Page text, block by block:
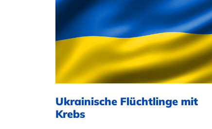
Ukrainische Flüchtlinge mit
Krebs